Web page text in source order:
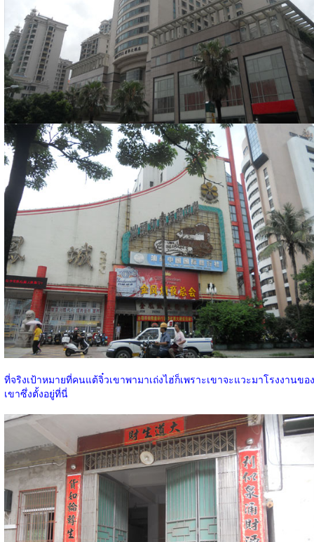
ที่จริงเป้าหมายที่คนแต้จิ๋วเขาพามาเถ่งไฮ่ก็เพราะเขาจะแวะมาโรงงานของ
เขาซึ่งตั้งอยู่ที่นี่